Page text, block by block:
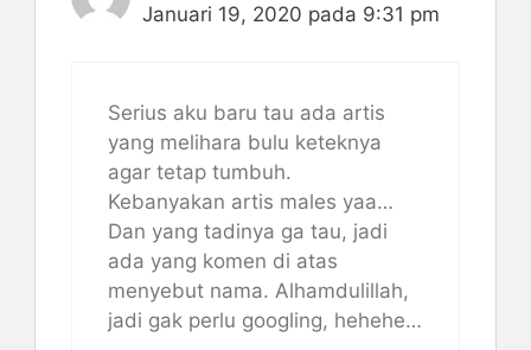
Januari 19, 2020 pada 9:31 pm
Serius aku baru tau ada artis
yang melihara bulu keteknya
agar tetap tumbuh.
Kebanyakan artis males yaa…
Dan yang tadinya ga tau, jadi
ada yang komen di atas
menyebut nama. Alhamdulillah,
jadi gak perlu googling, hehehe…